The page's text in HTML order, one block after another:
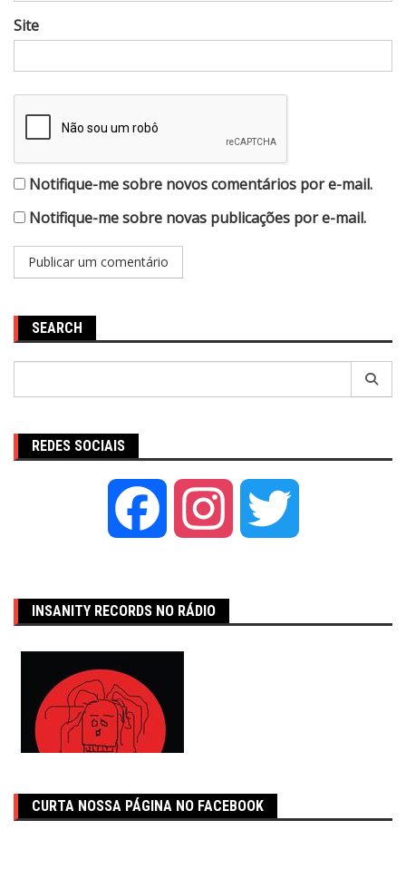
Site
Notifique-me sobre novos comentários por e-mail.
Notifique-me sobre novas publicações por e-mail.
SEARCH
REDES SOCIAIS
Facebook Instagram
INSANITY RECORDS NO RÁDIO
CURTA NOSSA PÁGINA NO FACEBOOK